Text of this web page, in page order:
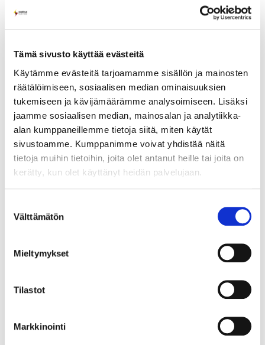
Tämä sivusto käyttää evästeitä
Käytämme evästeitä tarjoamamme sisällön ja mainosten
räätälöimiseen, sosiaalisen median ominaisuuksien
tukemiseen ja kävijämäärämme analysoimiseen. Lisäksi
jaamme sosiaalisen median, mainosalan ja analytiikka-
alan kumppaneillemme tietoja siitä, miten käytät
sivustoamme. Kumppanimme voivat yhdistää näitä
tietoja muihin tietoihin, joita olet antanut heille tai joita on
kerätty, kun olet käyttänyt heidän palvelujaan.
valinta
Välttämätön
Mieltymykset
Tilastot
Markkinointi
Uusimmat uutiset ja tiedotteet
Pia Laakkonen aloitti Imatran Seudun Sähkö Oy:n
myyntijohtajana
03.08.2026
Voima Vuodenaika -sähkösopimuksen syksyhinta
30.07.2026
kotiottelussa 24.7.
Uusin asiakaslehtemme on ilmestynyt –
02.07.2026
Voimassa olevien Voima Paketti -
sähkönmyyntisopimusten ehtoihin tarkennus